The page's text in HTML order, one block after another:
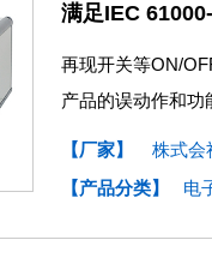
满足IEC
再现开关等ON/
产品的误动作和功
【厂家】
株式会
【产品分类】
电